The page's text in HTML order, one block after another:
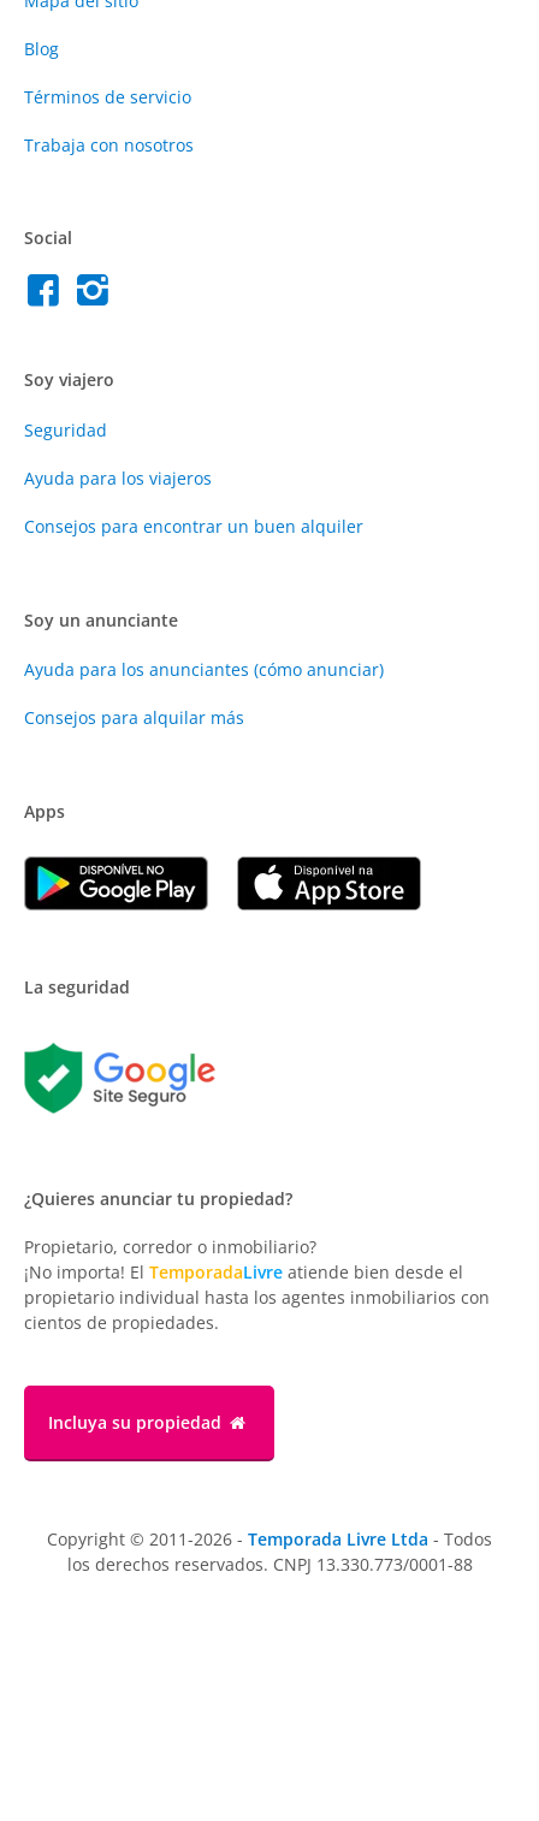
Blog
Términos de servicio
Trabaja con nosotros
Social
Soy viajero
Seguridad
Ayuda para los viajeros
Consejos para encontrar un buen alquiler
Soy un anunciante
Ayuda para los anunciantes (cómo anunciar)
Consejos para alquilar más
Apps
La seguridad
¿Quieres anunciar tu propiedad?
Propietario, corredor o inmobiliario?
¡No importa! El TemporadaLivre atiende bien desde el
propietario individual hasta los agentes inmobiliarios con
cientos de propiedades.
Incluya su propiedad
Copyright © 2011-2026 - Temporada Livre Ltda - Todos
los derechos reservados. CNPJ 13.330.773/0001-88